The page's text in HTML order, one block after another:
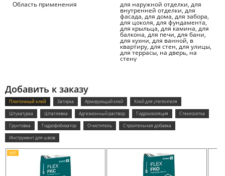
Область применения
для наружной отделки, для
внутренней отделки, для
фасада, для дома, для забора,
для цоколя, для фундамента,
для крыльца, для камина, для
балкона, для печи, для бани,
для кухни, для ванной, в
квартиру, для стен, для улицы,
для террасы, на дверь, на
стену
Добавить к заказу
Плиточный клей Затирка Армирующий клей
Клей для утеплителя
Штукатурка
Шпатлевка Адгезионный раствор Гидроизоляция
Стеклосетка
Грунтовка
Гидрофобизатор Очиститель
Строительная добавка
Инструмент для швов
ХИТ